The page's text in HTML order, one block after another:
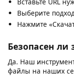
Часто
вопросы
Как скачать
Откройте наш